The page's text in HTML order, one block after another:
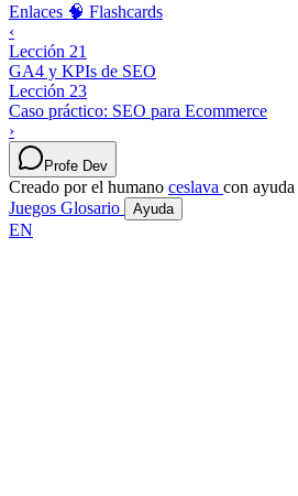
Enlaces 🧠 Flashcards
‹
Lección 21
GA4 y KPIs de SEO
Lección 23
Caso práctico: SEO para Ecommerce
›
Profe Dev
Creado por el humano ceslava con
Juegos Glosario Ayuda
EN